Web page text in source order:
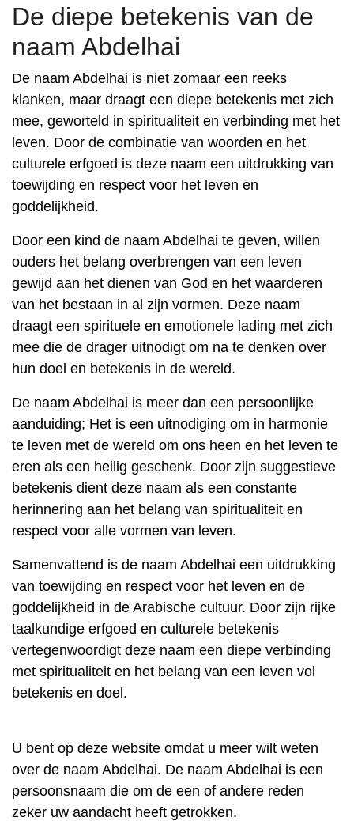
De diepe betekenis van de
naam Abdelhai
De naam Abdelhai is niet zomaar een reeks
klanken, maar draagt ​​een diepe betekenis met zich
mee, geworteld in spiritualiteit en verbinding met het
leven. Door de combinatie van woorden en het
culturele erfgoed is deze naam een ​​uitdrukking van
toewijding en respect voor het leven en
goddelijkheid.
Door een kind de naam Abdelhai te geven, willen
ouders het belang overbrengen van een leven
gewijd aan het dienen van God en het waarderen
van het bestaan ​​in al zijn vormen. Deze naam
draagt ​​een spirituele en emotionele lading met zich
mee die de drager uitnodigt om na te denken over
hun doel en betekenis in de wereld.
De naam Abdelhai is meer dan een persoonlijke
aanduiding; Het is een uitnodiging om in harmonie
te leven met de wereld om ons heen en het leven te
eren als een heilig geschenk. Door zijn suggestieve
betekenis dient deze naam als een constante
herinnering aan het belang van spiritualiteit en
respect voor alle vormen van leven.
Samenvattend is de naam Abdelhai een uitdrukking
van toewijding en respect voor het leven en de
goddelijkheid in de Arabische cultuur. Door zijn rijke
taalkundige erfgoed en culturele betekenis
vertegenwoordigt deze naam een ​​diepe verbinding
met spiritualiteit en het belang van een leven vol
betekenis en doel.
U bent op deze website omdat u meer wilt weten
over de naam Abdelhai. De naam Abdelhai is een
persoonsnaam die om de een of andere reden
zeker uw aandacht heeft getrokken.